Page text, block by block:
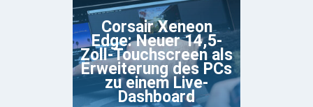
Corsair Xeneon
Edge: Neuer 14,5-
Zoll-Touchscreen als
Erweiterung des PCs
zu einem Live-
Dashboard